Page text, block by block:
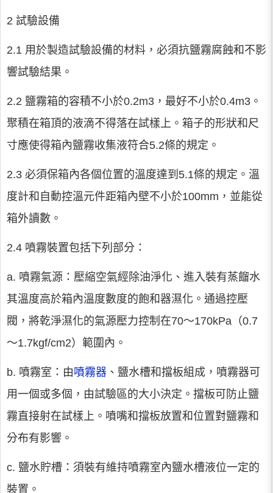
2 試驗設備
2.1 用於製造試驗設備的材料，必須抗鹽霧腐蝕和不影
響試驗結果。
2.2 鹽霧箱的容積不小於0.2m3，最好不小於0.4m3。
聚積在箱頂的液滴不得落在試樣上。箱子的形狀和尺
寸應使得箱內鹽霧收集液符合5.2條的規定。
2.3 必須保箱內各個位置的溫度達到5.1條的規定。溫
度計和自動控溫元件距箱內壁不小於100mm，並能從
箱外讀數。
2.4 噴霧裝置包括下列部分：
a. 噴霧氣源：壓縮空氣經除油淨化、進入裝有蒸餾水
其溫度高於箱內溫度數度的飽和器濕化。通過控壓
閥，將乾淨濕化的氣源壓力控制在70～170kPa（0.7
～1.7kgf/cm2）範圍內。
b. 噴霧室：由噴霧器 、鹽水槽和擋板組成，噴霧器可
用一個或多個，由試驗區的大小決定。擋板可防止鹽
霧直接射在試樣上。噴嘴和擋板放置和位置對鹽霧和
分布有影響。
c. 鹽水貯槽：須裝有維持噴霧室內鹽水槽液位一定的
裝置。